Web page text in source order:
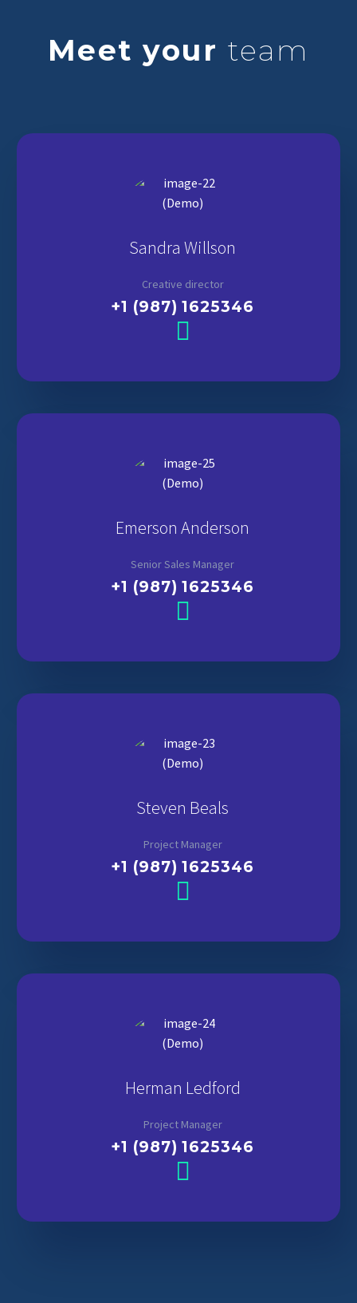
Meet your team
Sandra Willson
Creative director
+1 (987) 1625346
Emerson Anderson
Senior Sales Manager
+1 (987) 1625346
Steven Beals
Project Manager
+1 (987) 1625346
Herman Ledford
Project Manager
+1 (987) 1625346